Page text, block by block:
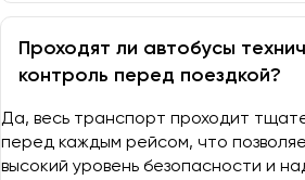
Проходят ли автобусы
контроль перед поездкой?
Да, весь транспорт проходит
перед каждым рейсом, что
высокий уровень безопасности и